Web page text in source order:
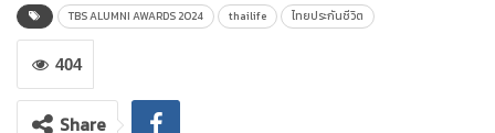
TBS ALUMNI AWARDS 2024 thailife ไทยประกันชีวิต
404
Share